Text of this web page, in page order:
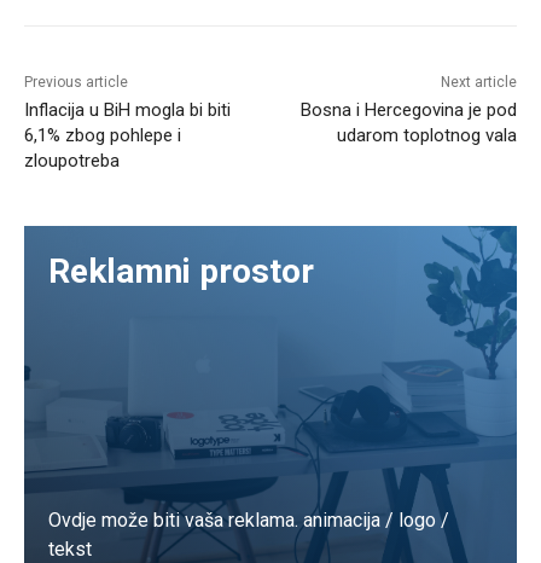
Previous article
Inflacija u BiH mogla bi biti
6,1% zbog pohlepe i
zloupotreba
Next article
Bosna i Hercegovina je pod
udarom toplotnog vala
Reklamni prostor
Ovdje može biti vaša reklama. animacija / logo /
tekst